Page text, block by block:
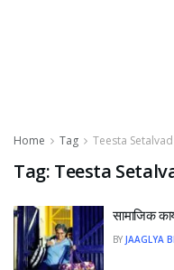
Home Tag Teesta Setalvad
Tag: Teesta
सामाजिक
BY JAAGLYA